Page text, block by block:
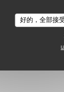
好的，全部接
et chaleureux.
Nous y